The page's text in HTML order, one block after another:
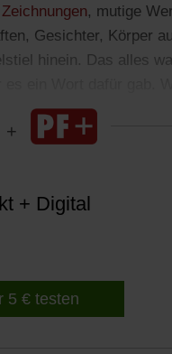
(Öffnet
in
einem
Tab)
, mutige
Gesichter, Körper
hinein. Das alles
es ein Wort dafür gab.
+ Digital
5 € testen